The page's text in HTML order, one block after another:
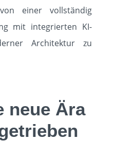
einer vollständig
mit integrierten KI-
Architektur zu
neue Ära